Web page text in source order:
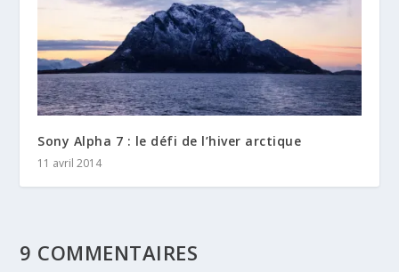
Sony Alpha 7 : le défi de l’hiver arctique
11 avril 2014
9 COMMENTAIRES